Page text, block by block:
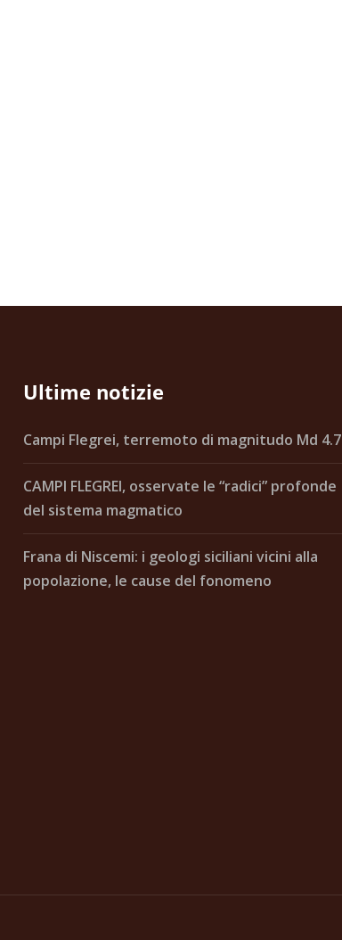
Ultime notizie
Campi Flegrei, terremoto di magnitudo Md 4.7
CAMPI FLEGREI, osservate le “radici” profonde
del sistema magmatico
Frana di Niscemi: i geologi siciliani vicini alla
popolazione, le cause del fonomeno